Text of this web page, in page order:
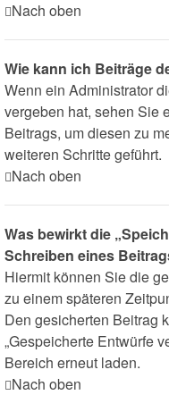
Nach oben
Wie kann ich Beiträge
Wenn ein Administrator
vergeben hat, sehen Sie
Beitrags, um diesen zu
weiteren Schritte geführt.
Nach oben
Was bewirkt die
Schreiben eines
Hiermit können Sie die
zu einem späteren
Den gesicherten Beitrag
„Gespeicherte Entwürfe
Bereich erneut laden.
Nach oben